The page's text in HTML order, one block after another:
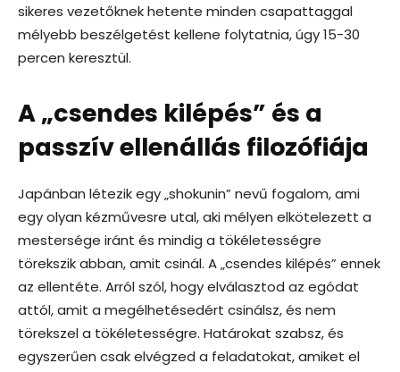
sikeres vezetőknek hetente minden csapattaggal
mélyebb beszélgetést kellene folytatnia, úgy 15-30
percen keresztül.
A „csendes kilépés” és a
passzív ellenállás filozófiája
Japánban létezik egy „shokunin” nevű fogalom, ami
egy olyan kézművesre utal, aki mélyen elkötelezett a
mestersége iránt és mindig a tökéletességre
törekszik abban, amit csinál. A „csendes kilépés” ennek
az ellentéte. Arról szól, hogy elválasztod az egódat
attól, amit a megélhetésedért csinálsz, és nem
törekszel a tökéletességre. Határokat szabsz, és
egyszerűen csak elvégzed a feladatokat, amiket el